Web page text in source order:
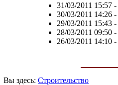
31/03/2011 15:57-
30/03/2011 14:26-
29/03/2011 15:43-
28/03/2011 09:50-
26/03/2011 14:10-
Вы здесь: Строительство